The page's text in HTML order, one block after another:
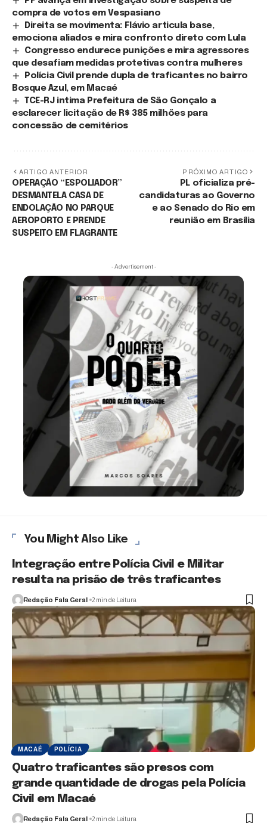
compra de votos em Vespasiano
Direita se movimenta: Flávio articula base,
emociona aliados e mira confronto direto com Lula
Congresso endurece punições e mira agressores
que desafiam medidas protetivas contra mulheres
Polícia Civil prende dupla de traficantes no bairro
Bosque Azul, em Macaé
TCE-RJ intima Prefeitura de São Gonçalo a
esclarecer licitação de R$ 385 milhões para
concessão de cemitérios
ARTIGO ANTERIOR
OPERAÇÃO “ESPOLIADOR”
DESMANTELA CASA DE
ENDOLAÇÃO NO PARQUE
AEROPORTO E PRENDE
SUSPEITO EM FLAGRANTE
PRÓXIMO ARTIGO
PL oficializa pré-
candidaturas ao Governo
e ao Senado do Rio em
reunião em Brasília
- Advertisement -
You Might Also Like
Integração entre Polícia Civil e Militar
resulta na prisão de três traficantes
Redação Fala Geral 2 min de Leitura
MACAÉ POLÍCIA
Quatro traficantes são presos com
grande quantidade de drogas pela Polícia
Civil em Macaé
Redação Fala Geral 2 min de Leitura